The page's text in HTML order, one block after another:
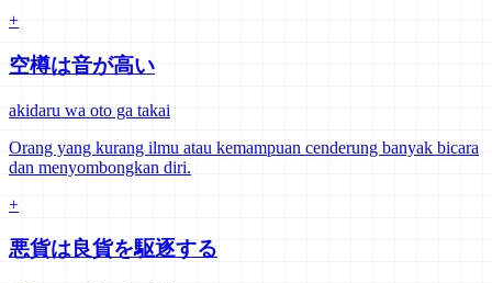
+
空樽は音が高い
akidaru wa oto ga takai
Orang yang kurang ilmu atau kemampuan cenderung banyak bicara
dan menyombongkan diri.
+
悪貨は良貨を駆逐する